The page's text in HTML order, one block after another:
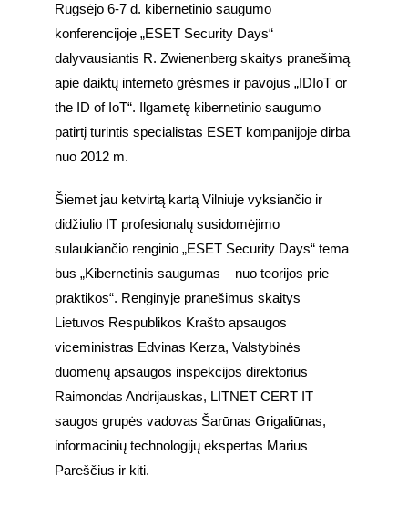
Rugsėjo 6-7 d. kibernetinio saugumo
konferencijoje „ESET Security Days“
dalyvausiantis R. Zwienenberg skaitys pranešimą
apie daiktų interneto grėsmes ir pavojus „IDIoT or
the ID of IoT“. Ilgametę kibernetinio saugumo
patirtį turintis specialistas ESET kompanijoje dirba
nuo 2012 m.
Šiemet jau ketvirtą kartą Vilniuje vyksiančio ir
didžiulio IT profesionalų susidomėjimo
sulaukiančio renginio „ESET Security Days“ tema
bus „Kibernetinis saugumas – nuo teorijos prie
praktikos“. Renginyje pranešimus skaitys
Lietuvos Respublikos Krašto apsaugos
viceministras Edvinas Kerza, Valstybinės
duomenų apsaugos inspekcijos direktorius
Raimondas Andrijauskas, LITNET CERT IT
saugos grupės vadovas Šarūnas Grigaliūnas,
informacinių technologijų ekspertas Marius
Pareščius ir kiti.